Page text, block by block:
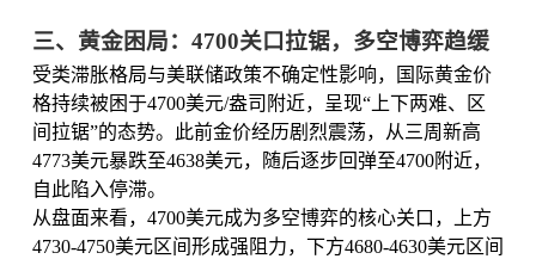
三、黄金困局：4700关口拉锯，多空博弈趋缓
受类滞胀格局与美联储政策不确定性影响，国际黄金价
格持续被困于4700美元/盎司附近，呈现“上下两难、区
间拉锯”的态势。此前金价经历剧烈震荡，从三周新高
4773美元暴跌至4638美元，随后逐步回弹至4700附近，
自此陷入停滞。
从盘面来看，4700美元成为多空博弈的核心关口，上方
4730-4750美元区间形成强阻力，下方4680-4630美元区间